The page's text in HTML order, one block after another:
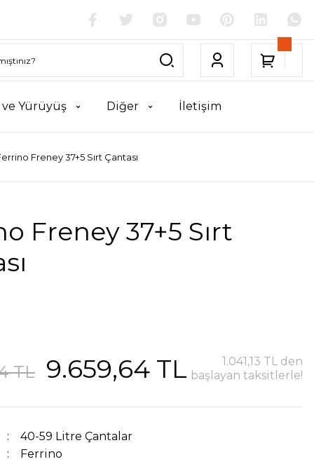
ve Yürüyüş Diğer İletişim
Freney 37+5 Sırt Çantası
Freney 37+5 Sırt
TL 9.659,64 TL
1.041,13 TL den
başlayan taksitlerle!
40-59 Litre Çantalar
Ferrino